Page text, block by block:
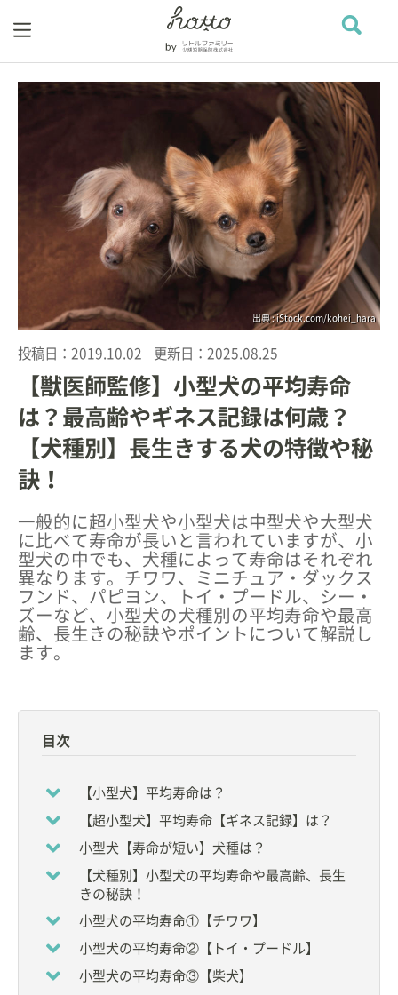
出典 : iStock.com/kohei_hara
投稿日： 2019.10.02 更新日： 2025.08.25
【獣医師監修】小型犬の平均寿命
は？最高齢やギネス記録は何歳？
【犬種別】長生きする犬の特徴や秘
訣！
一般的に超小型犬や小型犬は中型犬や大型犬
に比べて寿命が長いと言われていますが、小
型犬の中でも、犬種によって寿命はそれぞれ
異なります。チワワ、ミニチュア・ダックス
フンド、パピヨン、トイ・プードル、シー・
ズーなど、小型犬の犬種別の平均寿命や最高
齢、長生きの秘訣やポイントについて解説し
ます。
目次
【小型犬】平均寿命は？
【超小型犬】平均寿命【ギネス記録】は？
小型犬【寿命が短い】犬種は？
【犬種別】小型犬の平均寿命や最高齢、長生
きの秘訣！
小型犬の平均寿命①【チワワ】
小型犬の平均寿命②【トイ・プードル】
小型犬の平均寿命③【柴犬】